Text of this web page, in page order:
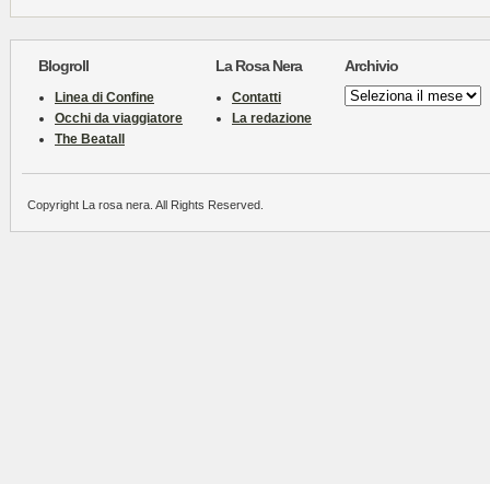
Blogroll
Linea di Confine
Occhi da viaggiatore
The Beatall
La Rosa Nera
Contatti
La redazione
Archivio
Archivio
Copyright La rosa nera. All Rights Reserved.